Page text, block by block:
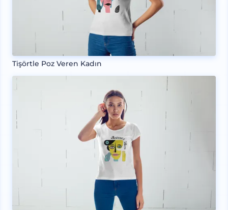
Tişörtle Poz Veren Kadın